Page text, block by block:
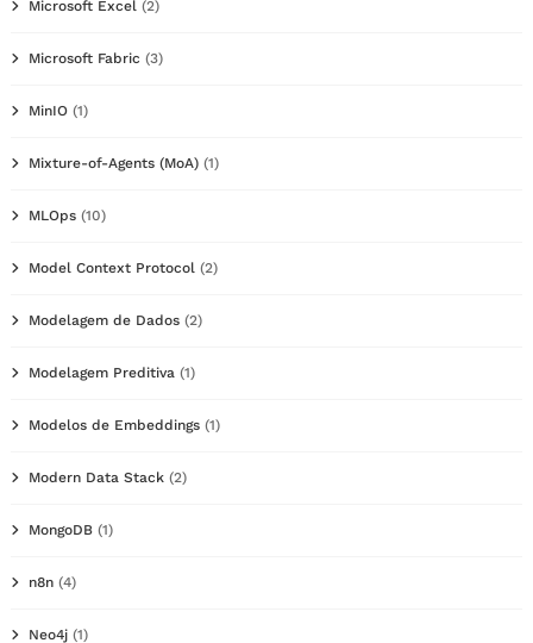
Microsoft Excel (2)
Microsoft Fabric (3)
MinIO (1)
Mixture-of-Agents (MoA) (1)
MLOps (10)
Model Context Protocol (2)
Modelagem de Dados (2)
Modelagem Preditiva (1)
Modelos de Embeddings (1)
Modern Data Stack (2)
MongoDB (1)
n8n (4)
Neo4j (1)